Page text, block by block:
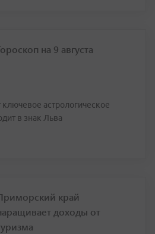
на 9 августа
ключевое астрологическое
в знак Льва
край
доходы от